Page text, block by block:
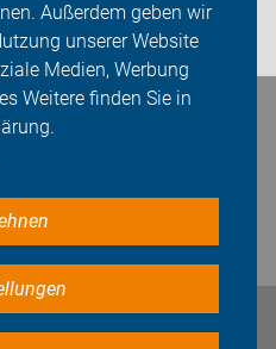
Außerdem geben wir
unserer Website
Medien, Werbung
Weitere finden Sie in
Einstellungen